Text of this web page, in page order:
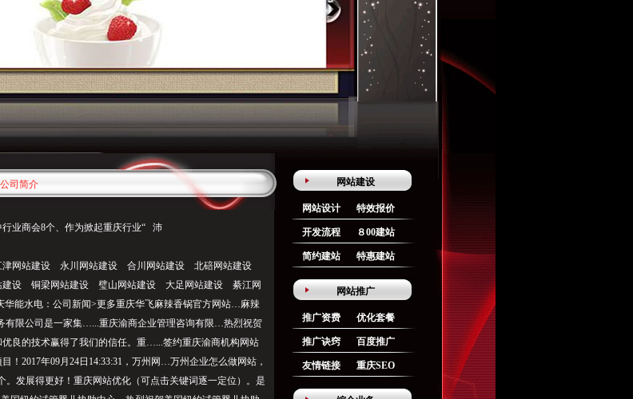
司简介
业商会8个、作为掀起重庆行业“ 沛
津网站建设 永川网站建设 合川网站建设 北碚网站建设
设 铜梁网站建设 璧山网站建设 大足网站建设 綦江网
华能水电：公司新闻>更多重庆华飞麻辣香锅官方网站…麻辣
有限公司是一家集…...重庆渝商企业管理咨询有限…热烈祝贺
良的技术赢得了我们的信任。重…...签约重庆渝商机构网站
！2017年09月24日14:33:31，万州网…万州企业怎么做网站，
。发展得更好！重庆网站优化（可点击关键词逐一定位）。是
网站建设
网站设计 特效报价
开发流程 ８00建站
简约建站 特惠建站
网站推广
推广资费 优化套餐
推广诀窍 百度推广
友情链接 重庆SEO